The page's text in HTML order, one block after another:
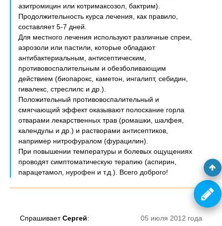
азитромицин или котримаксозол, бактрим).
Продолжительность курса лечения, как правило,
составляет 5-7 дней.
Для местного лечения используют различные спреи,
аэрозоли или пастили, которые обладают
антибактериальным, антисептическим,
противовоспалительным и обезболивающим
действием (биопарокc, каметон, ингалипт, себидин,
гивалекс, стреслилс и др.).
Положительный противовоспалительный и
смягчающий эффект оказывают полоскание горла
отварами лекарственных трав (ромашки, шалфея,
календулы и др.) и растворами антисептиков,
например нитрофуралом (фурацилин).
При повышении температуры и болевых ощущениях
проводят симптоматическую терапию (аспирин,
парацетамол, нурофен и т.д.). Всего доброго!
05 июля 2012 года
СпрашиваетСергей: